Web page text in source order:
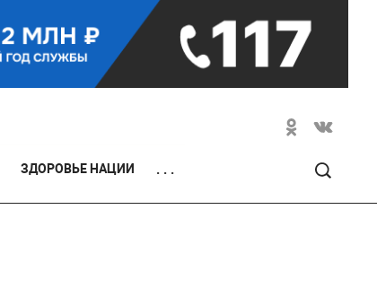
ЗДОРОВЬЕ НАЦИИ . . .